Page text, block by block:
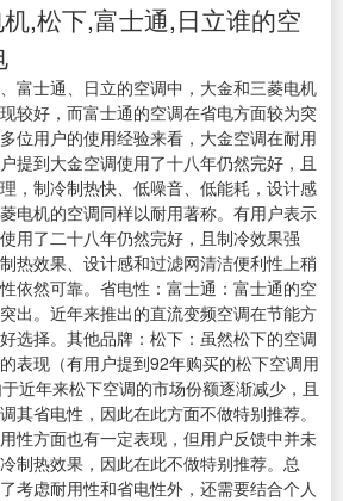
,松下,富士通,日立谁的空
富士通、日立的空调中，大金和三菱电机
较好，而富士通的空调在省电方面较为突
位用户的使用经验来看，大金空调在耐用
提到大金空调使用了十八年仍然完好，且
，制冷制热快、低噪音、低能耗，设计感
电机的空调同样以耐用著称。有用户表示
用了二十八年仍然完好，且制冷效果强
热效果、设计感和过滤网清洁便利性上稍
依然可靠。省电性：富士通：富士通的空
出。近年来推出的直流变频空调在节能方
选择。其他品牌：松下：虽然松下的空调
表现（有用户提到92年购买的松下空调用
近年来松下空调的市场份额逐渐减少，且
其省电性，因此在此方面不做特别推荐。
性方面也有一定表现，但用户反馈中并未
制热效果，因此在此不做特别推荐。总
考虑耐用性和省电性外，还需要结合个人